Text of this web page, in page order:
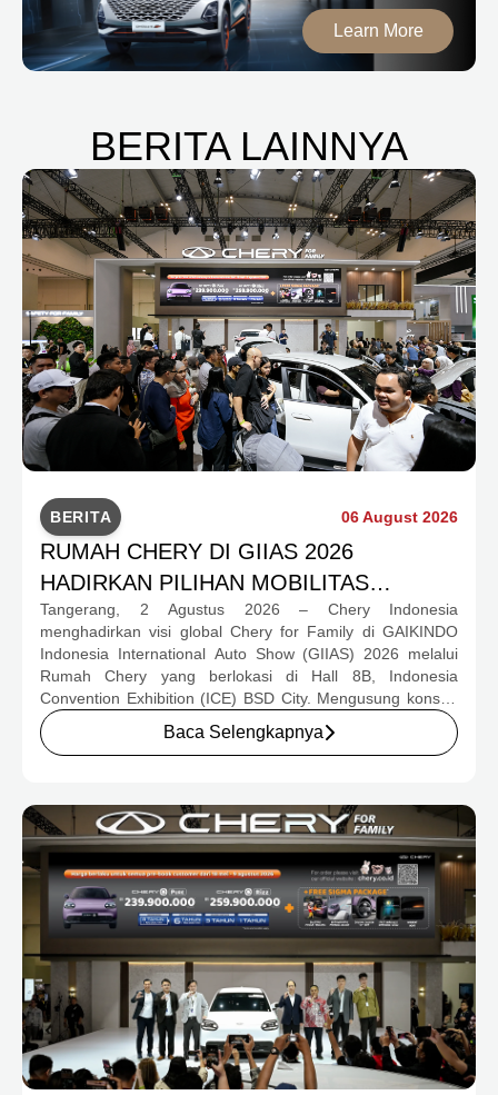
Learn More
BERITA LAINNYA
BERITA 06 August 2026
RUMAH CHERY DI GIIAS 2026
HADIRKAN PILIHAN MOBILITAS
LENGKAP DAN PROGRAM APRESIASI
KONSUMEN BERNILAI HAMPIR RP1
MILIAR
Tangerang, 2 Agustus 2026 – Chery Indonesia
menghadirkan visi global Chery for Family di GAIKINDO
Indonesia International Auto Show (GIIAS) 2026 melalui
Rumah Chery yang berlokasi di Hall 8B, Indonesia
Convention Exhibition (ICE) BSD City. Mengusung konsep
rumah yang hangat dan inklusif, Chery menghadirkan
pengalaman menyeluruh bagi keluarga Indonesia melalui
program apresiasi untuk konsumen.
Baca Selengkapnya